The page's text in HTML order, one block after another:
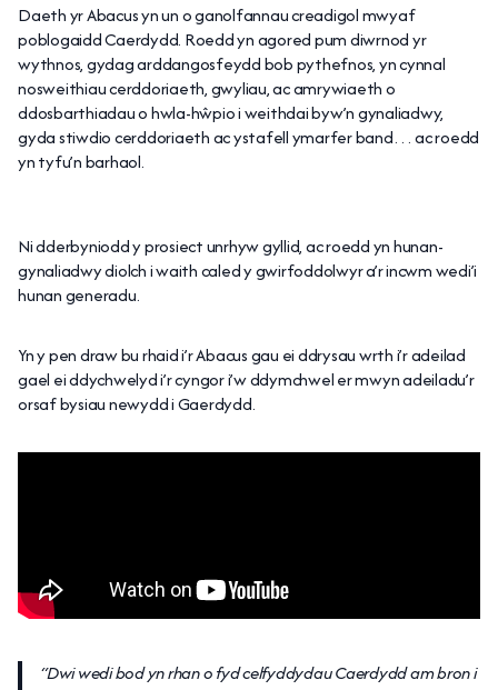
Daeth yr Abacus yn un o ganolfannau creadigol mwyaf
poblogaidd Caerdydd. Roedd yn agored pum diwrnod yr
wythnos, gydag arddangosfeydd bob pythefnos, yn cynnal
nosweithiau cerddoriaeth, gwyliau, ac amrywiaeth o
ddosbarthiadau o hwla-hŵpio i weithdai byw’n gynaliadwy,
gyda stiwdio cerddoriaeth ac ystafell ymarfer band… ac roedd
yn tyfu’n barhaol.
Ni dderbyniodd y prosiect unrhyw gyllid, ac roedd yn hunan-
gynaliadwy diolch i waith caled y gwirfoddolwyr a’r incwm wedi’i
hunan generadu.
Yn y pen draw bu rhaid i’r Abacus gau ei ddrysau wrth i’r adeilad
gael ei ddychwelyd i’r cyngor i’w ddymchwel er mwyn adeiladu’r
orsaf bysiau newydd i Gaerdydd.
“Dwi wedi bod yn rhan o fyd celfyddydau Caerdydd am bron i